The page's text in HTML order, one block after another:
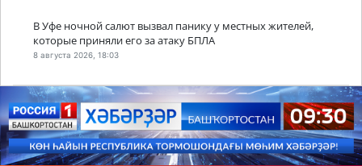
В Уфе ночной салют вызвал панику у местных жителей,
которые приняли его за атаку БПЛА
8 августа 2026, 18:03